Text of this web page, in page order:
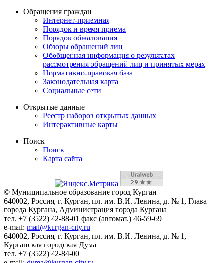
Обращения граждан
Интернет-приемная
Порядок и время приема
Порядок обжалования
Обзоры обращений лиц
Обобщенная информация о результатах
рассмотрения обращений лиц и принятых мерах
Нормативно-правовая база
Законодательная карта
Социальные сети
Открытые данные
Реестр наборов открытых данных
Интерактивные карты
Поиск
Поиск
Карта сайта
© Муниципальное образование город Курган
640002, Россия, г. Курган, пл. им. В.И. Ленина, д. № 1, Глава
города Кургана, Администрация города Кургана
тел. +7 (3522) 42-88-01 факс (автомат.) 46-59-69
e-mail: mail@kurgan-city.ru
640002, Россия, г. Курган, пл. им. В.И. Ленина, д. № 1,
Курганская городская Дума
тел. +7 (3522) 42-84-00